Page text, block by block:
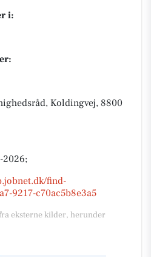
i:
Koldingvej, 8800
2026;
find-
9217-c70ac5b8e3a5
eksterne kilder, herunder